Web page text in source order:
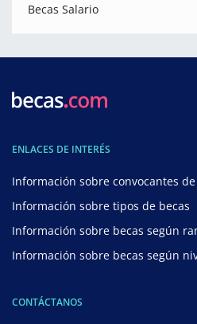
Becas Salario
ENLACES DE INTERÉS
Información sobre convocantes de
Información sobre tipos de becas
Información sobre becas según
Información sobre becas según
CONTÁCTANOS